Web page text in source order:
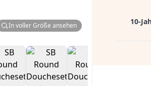
In voller Größe ansehen 10-